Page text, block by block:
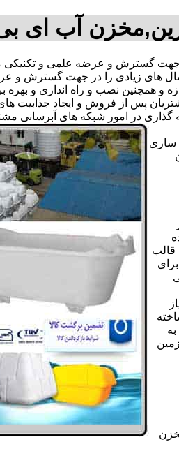
آب ای
گسترش و عرضه علمی و تکنیکی
های زیادی را در جهت گسترش و
و همچنین نصب و راه اندازی و بهره
پس از فروش و ایجاد جذابیت های
در امور شبکه های آبرسانی
سازی
قالب
زمان نیاز
ساخته